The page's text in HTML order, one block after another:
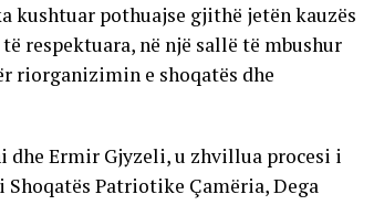
kushtuar pothuajse gjithë jetën kauzës
respektuara, në një sallë të mbushur
riorganizimin e shoqatës dhe
Ermir Gjyzeli, u zhvillua procesi i
Patriotike Çamëria, Dega